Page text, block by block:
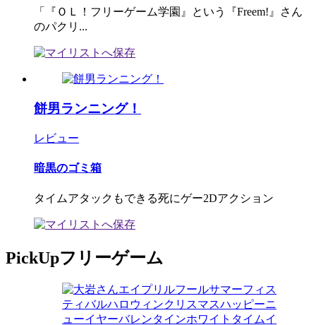
「『ＯＬ！フリーゲーム学園』という『Freem!』さん
のパクリ...
餅男ランニング！
レビュー
暗黒のゴミ箱
タイムアタックもできる死にゲー2Dアクション
PickUpフリーゲーム